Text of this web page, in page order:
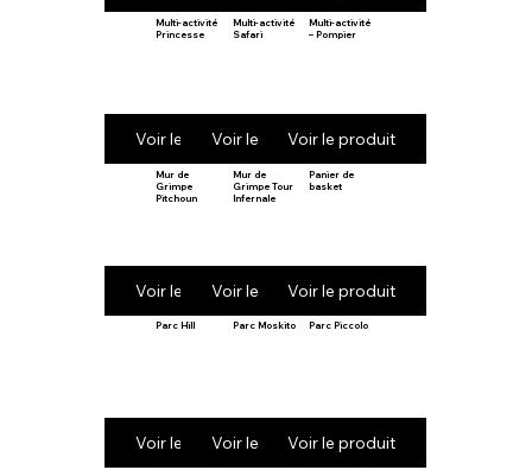
Multi-activité
Princesse
Voir le produit
Multi-activité
Safari
Voir le produit
Multi-activité
– Pompier
Voir le produit
Mur de
Grimpe
Pitchoun
Voir le produit
Mur de
Grimpe Tour
Infernale
Voir le produit
Panier de
basket
Voir le produit
Parc Hill
Voir le produit
Parc Moskito
Voir le produit
Parc Piccolo
Voir le produit